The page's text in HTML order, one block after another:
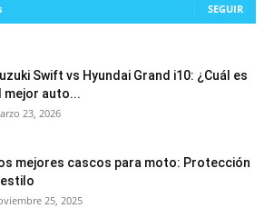
SEGUIR
Swift vs Hyundai Grand i10: ¿Cuál es
mejor auto...
23, 2026
mejores cascos para moto: Protección
25, 2025